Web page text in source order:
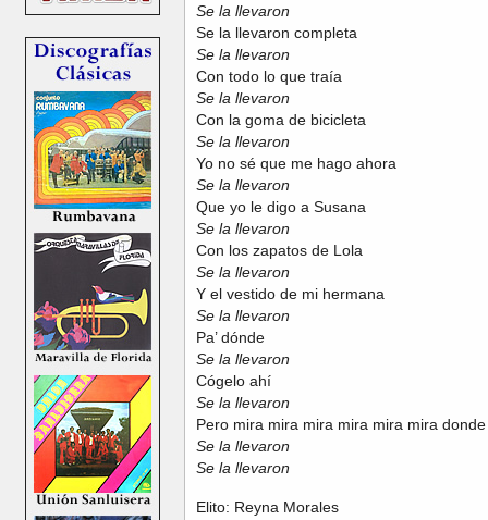
Se la llevaron
Se la llevaron completa
Se la llevaron
Con todo lo que traía
Se la llevaron
Con la goma de bicicleta
Se la llevaron
Yo no sé que me hago ahora
Se la llevaron
Que yo le digo a Susana
Se la llevaron
Con los zapatos de Lola
Se la llevaron
Y el vestido de mi hermana
Se la llevaron
Pa’ dónde
Se la llevaron
Cógelo ahí
Se la llevaron
Pero mira mira mira mira mira mira
Se la llevaron
Se la llevaron
Elito: Reyna Morales